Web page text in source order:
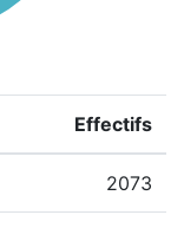
Effectifs
2073